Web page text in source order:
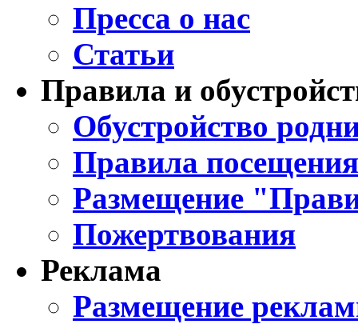
Пресса о нас
Статьи
Правила и
Обустройство
Правила
Размещение
Пожертвования
Реклама
Размещение